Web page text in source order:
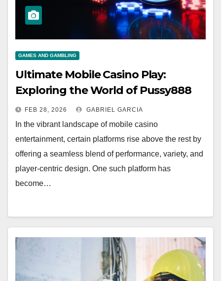
GAMES AND GAMBLING
Ultimate Mobile Casino Play:
Exploring the World of Pussy888
Gaming
FEB 28, 2026 GABRIEL GARCIA
In the vibrant landscape of mobile casino
entertainment, certain platforms rise above the rest by
offering a seamless blend of performance, variety, and
player-centric design. One such platform has
become…